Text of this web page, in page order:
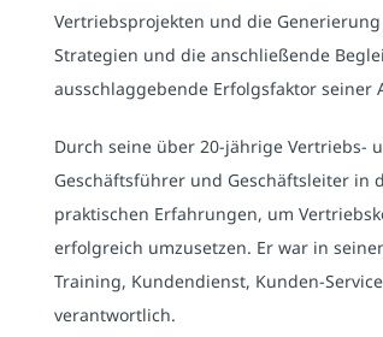
Vertriebsprojekten und die
Strategien und die anschließende
ausschlaggebende Erfolgsfaktor seiner
Durch seine über 20-jährige Vertriebs-
Geschäftsführer und Geschäftsleiter in
praktischen Erfahrungen, um
erfolgreich umzusetzen. Er war in
Training, Kundendienst, Kunden-
verantwortlich.